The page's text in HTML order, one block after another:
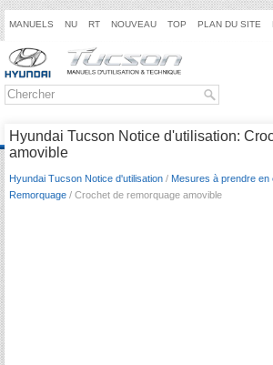
MANUELS NU RT NOUVEAU TOP PLAN DU SITE
Hyundai Tucson Notice d'utilisation:
amovible
Hyundai Tucson Notice d'utilisation / Mesures à prendre en
Remorquage / Crochet de remorquage amovible